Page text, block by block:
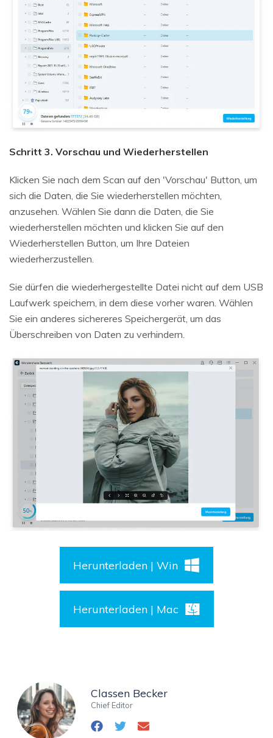
Schritt 3. Vorschau und Wiederherstellen
Klicken Sie nach dem Scan auf den 'Vorschau' Button, um
sich die Daten, die Sie wiederherstellen möchten,
anzusehen. Wählen Sie dann die Daten, die Sie
wiederherstellen möchten und klicken Sie auf den
Wiederherstellen Button, um Ihre Dateien
wiederherzustellen.
Sie dürfen die wiederhergestellte Datei nicht auf dem USB
Laufwerk speichern, in dem diese vorher waren. Wählen
Sie ein anderes sichereres Speichergerät, um das
Überschreiben von Daten zu verhindern.
Herunterladen | Win
Herunterladen | Mac
Classen Becker
Chief Editor